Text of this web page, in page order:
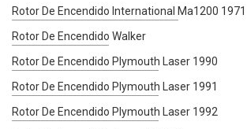
Rotor De Encendido International Ma1200 1971
Rotor De Encendido Walker
Rotor De Encendido Plymouth Laser 1990
Rotor De Encendido Plymouth Laser 1991
Rotor De Encendido Plymouth Laser 1992